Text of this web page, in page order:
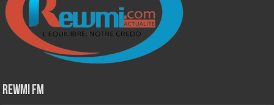
Rewmi Fm